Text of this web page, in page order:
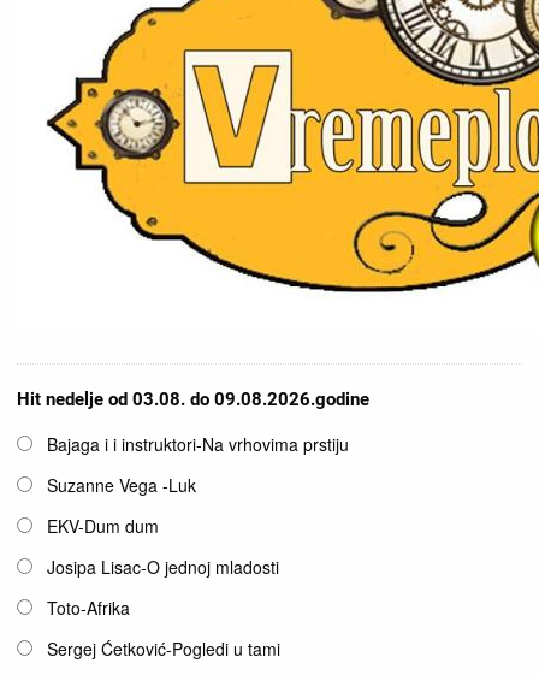
Hit nedelje od 03.08. do 09.08.2026.godine
OpcijeBajaga i i instruktori-Na vrhovima prstiju
Suzanne Vega -Luk
EKV-Dum dum
Josipa Lisac-O jednoj mladosti
Toto-Afrika
Sergej Ćetković-Pogledi u tami